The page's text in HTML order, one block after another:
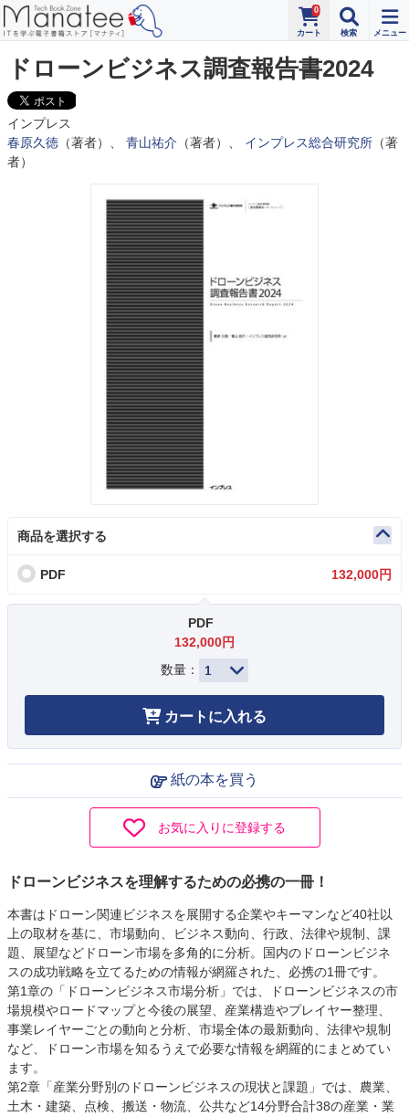
0
ドローンビジネス調査報告書2024
インプレス
春原久徳 （著者）、 青山祐介 （著者）、 インプレス総合研究所 （著
者）
商品を選択する
PDF 132,000円
PDF
132,000円
数量：
カートに入れる
紙の本を買う
お気に入りに登録する
ドローンビジネスを理解するための必携の一冊！
本書はドローン関連ビジネスを展開する企業やキーマンなど40社以
上の取材を基に、市場動向、ビジネス動向、行政、法律や規制、課
題、展望などドローン市場を多角的に分析。国内のドローンビジネ
スの成功戦略を立てるための情報が網羅された、必携の1冊です。
第1章の「ドローンビジネス市場分析」では、ドローンビジネスの市
場規模やロードマップと今後の展望、産業構造やプレイヤー整理、
事業レイヤーごとの動向と分析、市場全体の最新動向、法律や規制
など、ドローン市場を知るうえで必要な情報を網羅的にまとめてい
ます。
第2章「産業分野別のドローンビジネスの現状と課題」では、農業、
土木・建築、点検、搬送・物流、公共など14分野合計38の産業・業